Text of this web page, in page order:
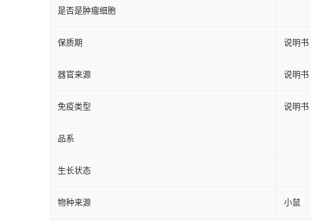
是否是肿瘤细胞
保质期 说明书
器官来源 说明书
免疫类型 说明书
品系
生长状态
物种来源 小鼠